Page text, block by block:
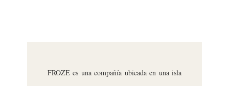
FROZE es una compañía ubicada en una isla